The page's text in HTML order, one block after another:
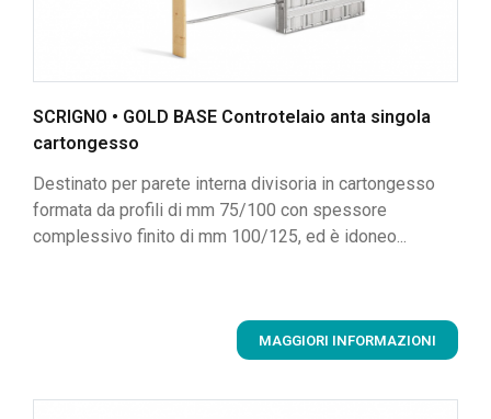
SCRIGNO • GOLD BASE Controtelaio anta singola
cartongesso
Destinato per parete interna divisoria in cartongesso
formata da profili di mm 75/100 con spessore
complessivo finito di mm 100/125, ed è idoneo...
MAGGIORI INFORMAZIONI